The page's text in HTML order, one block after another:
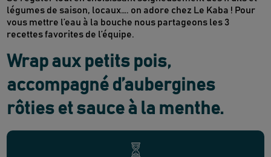
légumes de saison, locaux…. on adore chez Le Kaba ! Pour
vous mettre l’eau à la bouche nous partageons les 3
recettes favorites de l’équipe.
Wrap aux petits pois,
accompagné d’aubergines
rôties et sauce à la menthe.